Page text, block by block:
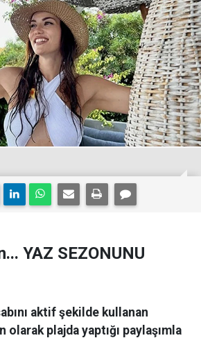
YAZ SEZONUNU
aktif şekilde kullanan
olarak plajda yaptığı paylaşımla